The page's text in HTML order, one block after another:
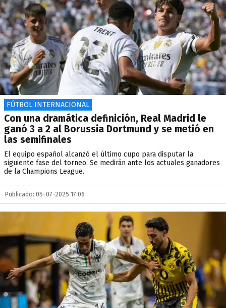
FÚTBOL INTERNACIONAL
Con una dramática definición, Real Madrid le
ganó 3 a 2 al Borussia Dortmund y se metió en
las semifinales
El equipo español alcanzó el último cupo para disputar la
siguiente fase del torneo. Se medirán ante los actuales ganadores
de la Champions League.
Publicado: 05-07-2025 17:06